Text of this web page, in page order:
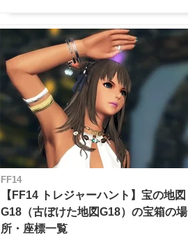
FF14
【FF14 トレジャーハント】宝の地図
G18（古ぼけた地図G18）の宝箱の場
所・座標一覧